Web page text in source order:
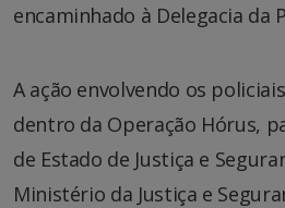
encaminhado à Delegacia da
A ação envolvendo os
dentro da Operação Hórus,
de Estado de Justiça e
Ministério da Justiça e